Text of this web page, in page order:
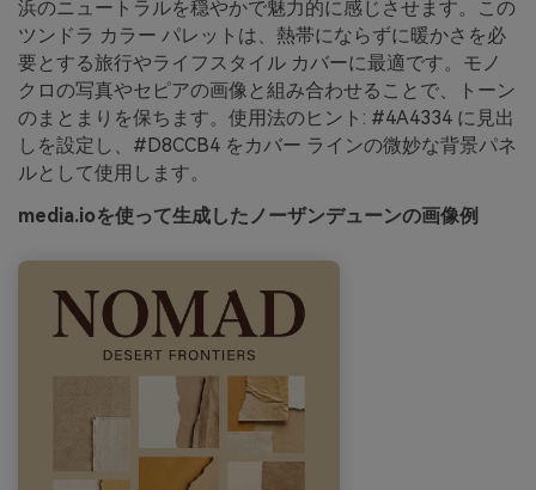
浜のニュートラルを穏やかで魅力的に感じさせます。この
ツンドラ カラー パレットは、熱帯にならずに暖かさを必
要とする旅行やライフスタイル カバーに最適です。モノ
クロの写真やセピアの画像と組み合わせることで、トーン
のまとまりを保ちます。使用法のヒント: #4A4334 に見出
しを設定し、#D8CCB4 をカバー ラインの微妙な背景パネ
ルとして使用します。
media.ioを使って生成したノーザンデューンの画像例